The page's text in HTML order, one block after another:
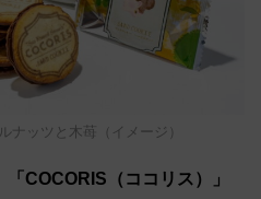
ナッツと木苺（イメージ）
「COCORIS（ココリス）」